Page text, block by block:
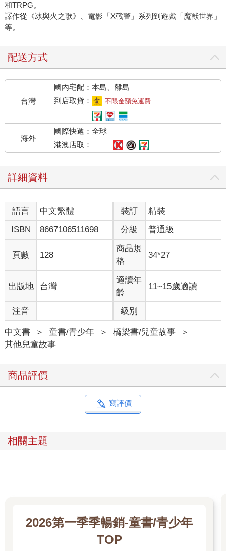
和TRPG。
譯作從《冰與火之歌》、電影「X戰警」系列到遊戲「魔獸世界」
等。
配送方式
台灣
國內宅配：本島、離島
到店取貨：
不限金額免運費
海外
國際快遞：全球
港澳店取：
詳細資料
語言 中文繁體 裝訂
精裝
ISBN
8667106511698 分級 普通級
頁數 128
商品規
格
34*27
出版地 台灣
適讀年
齡
11~15歲適讀
注音 級別
中文書 ＞ 童書/青少年 ＞ 橋梁書/兒童故事
＞
其他兒童故事
商品評價
寫評價
相關主題
2026第一季季暢銷-童書/青少年
TOP